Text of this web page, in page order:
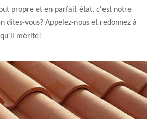
propre et en parfait état, c'est notre
dites-vous? Appelez-nous et redonnez à
mérite!